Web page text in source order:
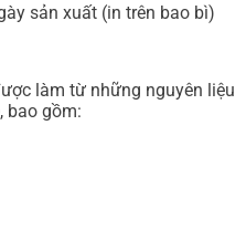
sản xuất (in trên bao bì)
làm từ những nguyên liệu
bao gồm: